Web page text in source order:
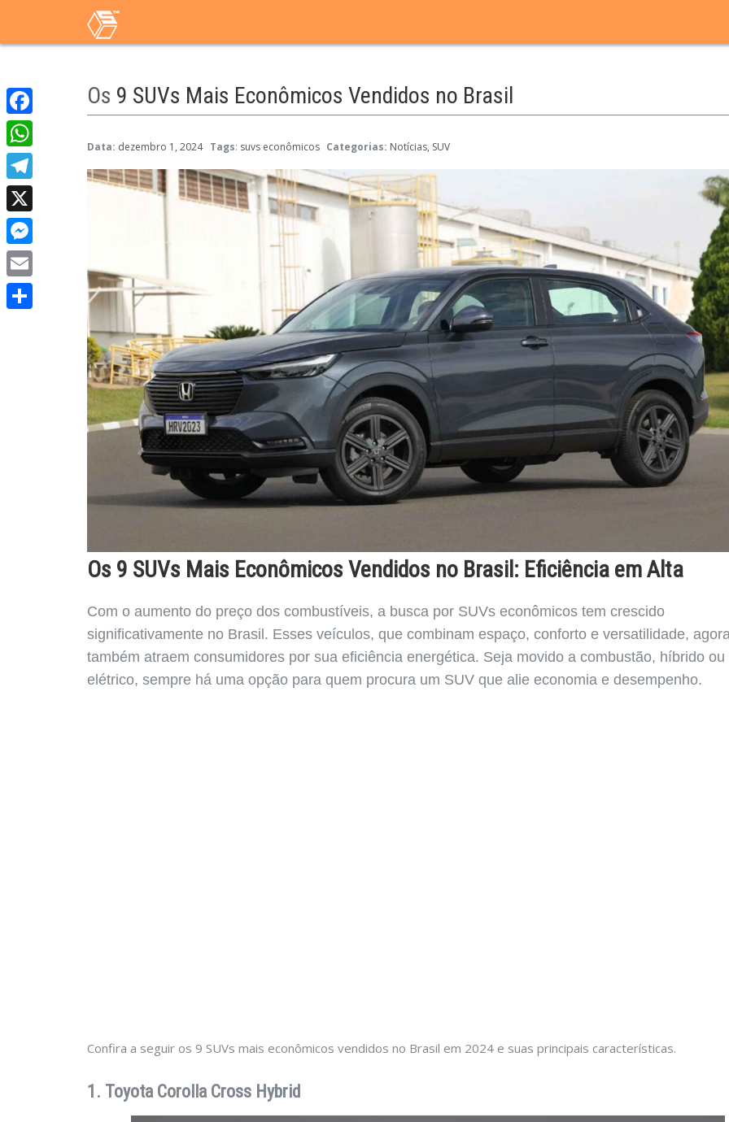
Os 9 SUVs Mais Econômicos Vendidos no Brasil
Data: dezembro 1, 2024 Tags: suvs econômicos Categorias: Notícias SUV
Os 9 SUVs Mais Econômicos Vendidos no Brasil: Eficiência em Alta
Com o aumento do preço dos combustíveis, a busca por SUVs econômicos tem crescido
significativamente no Brasil. Esses veículos, que combinam espaço, conforto e versatilidade,
também atraem consumidores por sua eficiência energética. Seja movido a combustão, híbrido ou
elétrico, sempre há uma opção para quem procura um SUV que alie economia e desempenho.
Confira a seguir os 9 SUVs mais econômicos vendidos no Brasil em 2024 e suas principais características.
1. Toyota Corolla Cross Hybrid
Facebook
WhatsApp
Telegram
X
Messenger
Email